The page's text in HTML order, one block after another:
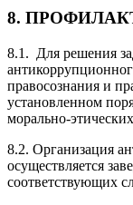
8.
8.1. Для решения
правосознания и
установленном
морально-
8.2. Организация
осуществляется
соответствующих